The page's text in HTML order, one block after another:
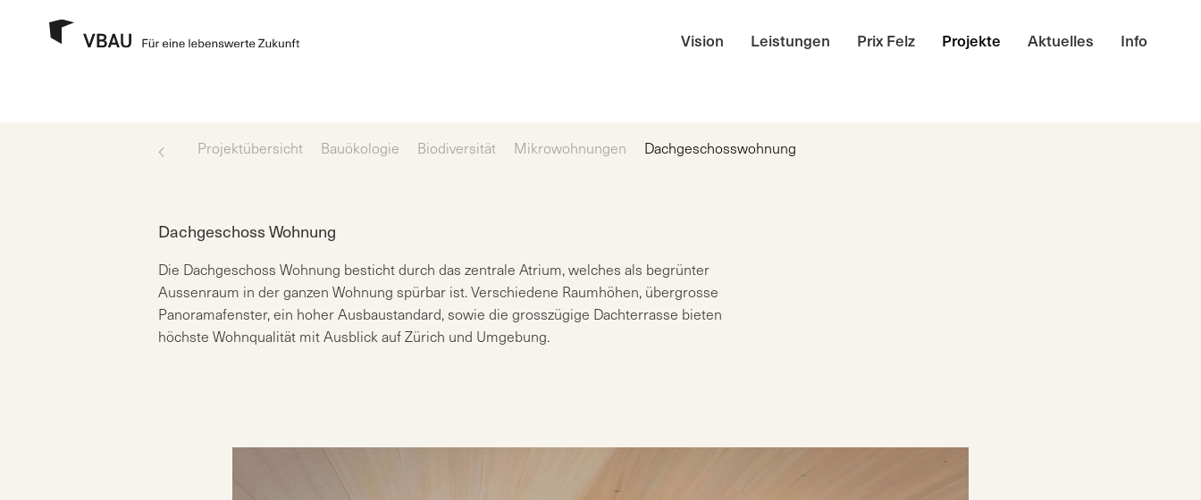
Vision Leistungen Prix Felz Projekte Aktuelles Info
Projektübersicht Bauökologie Biodiversität Mikrowohnungen Dachgeschosswohnung
Dachgeschoss Wohnung
Die Dachgeschoss Wohnung besticht durch das zentrale Atrium, welches als begrünter
Aussenraum in der ganzen Wohnung spürbar ist. Verschiedene Raumhöhen, übergrosse
Panoramafenster, ein hoher Ausbaustandard, sowie die grosszügige Dachterrasse bieten
höchste Wohnqualität mit Ausblick auf Zürich und Umgebung.